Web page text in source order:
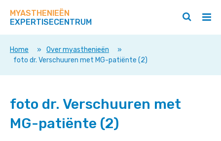
direct
op
deze
MYASTHENIEËN
EXPERTISECENTRUM
/
Zoeken
/
Home » Over myasthenieën
»
foto dr. Verschuuren met MG-patiënte (2)
foto dr. Verschuuren met
MG-patiënte (2)